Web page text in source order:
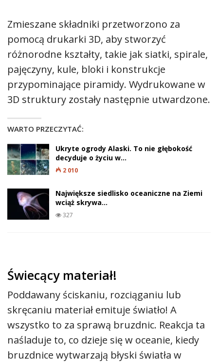
Zmieszane składniki przetworzono za
pomocą drukarki 3D, aby stworzyć
różnorodne kształty, takie jak siatki, spirale,
pajęczyny, kule, bloki i konstrukcje
przypominające piramidy. Wydrukowane w
3D struktury zostały następnie utwardzone.
WARTO PRZECZYTAĆ:
Ukryte ogrody Alaski. To nie głębokość
decyduje o życiu w…
2 010
Największe siedlisko oceaniczne na Ziemi
wciąż skrywa…
327
Świecący materiał!
Poddawany ściskaniu, rozciąganiu lub
skręcaniu materiał emituje światło! A
wszystko to za sprawą bruzdnic. Reakcja ta
naśladuje to, co dzieje się w oceanie, kiedy
bruzdnice wytwarzają błyski światła w